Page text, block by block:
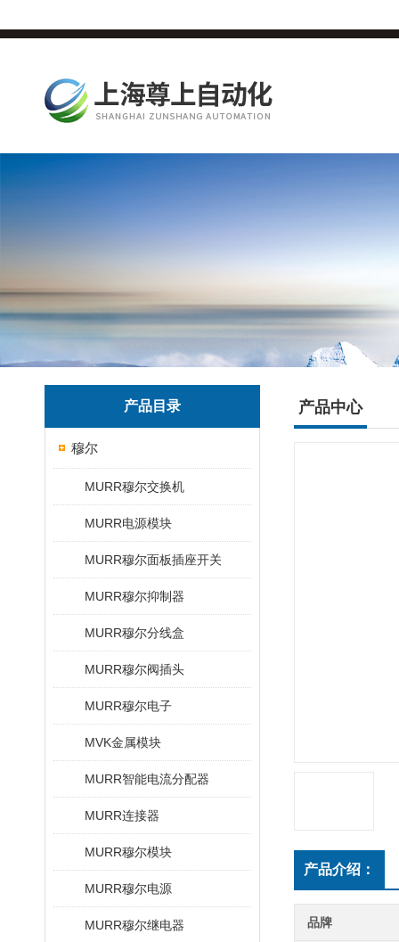
产品目录
穆尔
MURR穆尔交换机
MURR电源模块
MURR穆尔面板插座开关
MURR穆尔抑制器
MURR穆尔分线盒
MURR穆尔阀插头
MURR穆尔电子
MVK金属模块
MURR智能电流分配器
MURR连接器
MURR穆尔模块
MURR穆尔电源
MURR穆尔继电器
产品中心
产品介绍：
品牌